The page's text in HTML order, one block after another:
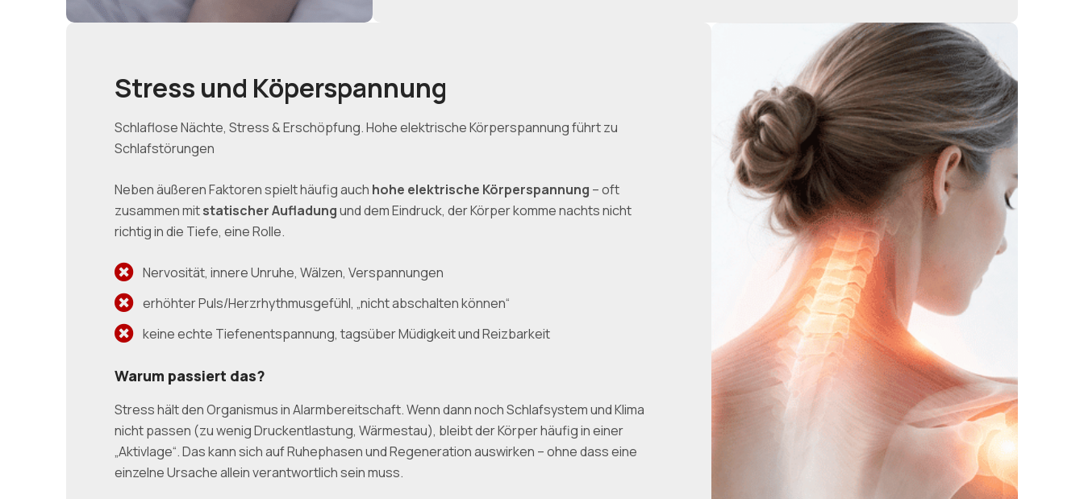
Stress und Köperspannung
Schlaflose Nächte, Stress & Erschöpfung. Hohe elektrische Körperspannung führt zu
Schlafstörungen
Neben äußeren Faktoren spielt häufig auch hohe elektrische Körperspannung – oft
zusammen mitstatischer Aufladungund dem Eindruck, der Körper komme nachts nicht
richtig in die Tiefe, eine Rolle.
Nervosität, innere Unruhe, Wälzen, Verspannungen
erhöhter Puls/Herzrhythmusgefühl, „nicht abschalten können“
keine echte Tiefenentspannung, tagsüber Müdigkeit und Reizbarkeit
Warum passiert das?
Stress hält den Organismus in Alarmbereitschaft. Wenn dann noch Schlafsystem und Klima
nicht passen (zu wenig Druckentlastung, Wärmestau), bleibt der Körper häufig in einer
„Aktivlage“. Das kann sich auf Ruhephasen und Regeneration auswirken – ohne dass eine
einzelne Ursache allein verantwortlich sein muss.